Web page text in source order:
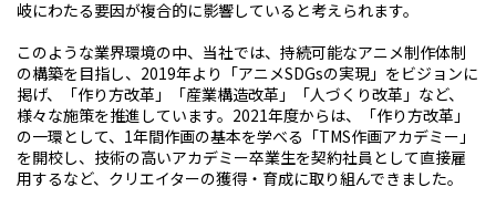
岐にわたる要因が複合的に影響していると考えられます。
このような業界環境の中、当社では、持続可能なアニメ制作体制
の構築を目指し、2019年より「アニメSDGsの実現」をビジョンに
掲げ、「作り方改革」「産業構造改革」「人づくり改革」など、
様々な施策を推進しています。2021年度からは、「作り方改革」
の一環として、1年間作画の基本を学べる「TMS作画アカデミー」
を開校し、技術の高いアカデミー卒業生を契約社員として直接雇
用するなど、クリエイターの獲得・育成に取り組んできました。